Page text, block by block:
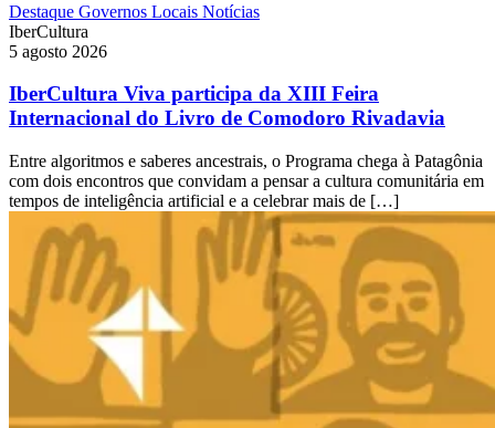
Destaque Governos Locais Notícias
IberCultura
5 agosto 2026
IberCultura Viva participa da XIII Feira
Internacional do Livro de Comodoro Rivadavia
Entre algoritmos e saberes ancestrais, o Programa chega à Patagônia
com dois encontros que convidam a pensar a cultura comunitária em
tempos de inteligência artificial e a celebrar mais de […]